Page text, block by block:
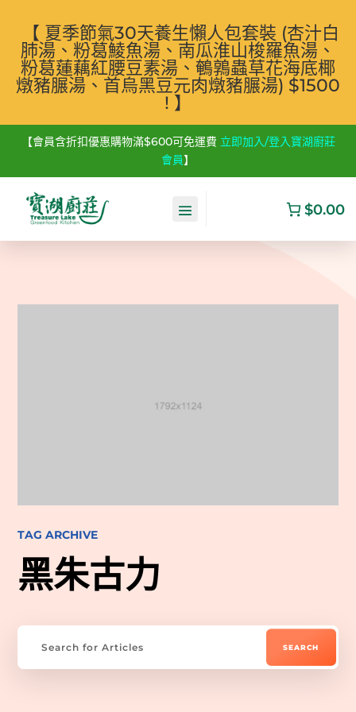
【 夏季節氣30天養生懶人包套裝 (杏汁白
肺湯、粉葛鯪魚湯、南瓜淮山梭羅魚湯、
粉葛蓮藕紅腰豆素湯、鵪鶉蟲草花海底椰
燉豬𦟌湯、首烏黑豆元肉燉豬𦟌湯) $1500
! 】
【會員含折扣優惠購物滿$600可免運費 立即加入/登入寶湖廚莊
會員】
$0.00
TAG ARCHIVE
黑朱古力